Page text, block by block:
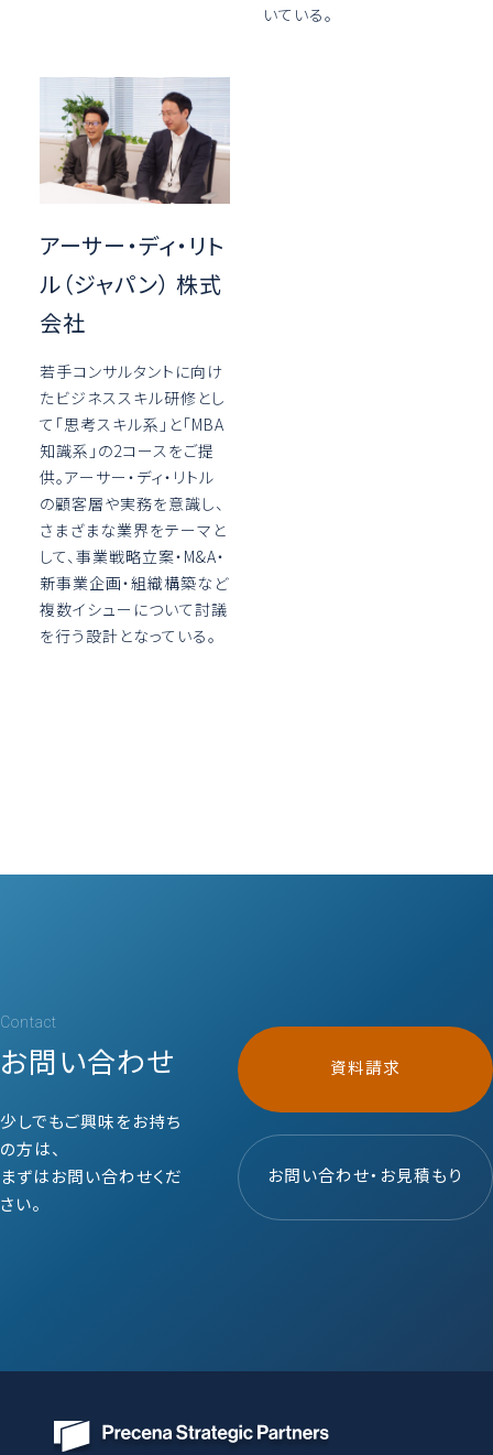
いている。
アーサー・ディ・リト
ル（ジャパン） 株式
会社
若手コンサルタントに向け
たビジネススキル研修とし
て「思考スキル系」と「MBA
知識系」の2コースをご提
供。アーサー・ディ・リトル
の顧客層や実務を意識し、
さまざまな業界をテーマと
して、事業戦略立案・M&A・
新事業企画・組織構築など
複数イシューについて討議
を行う設計となっている。
Contact
お問い合わせ
少しでもご興味をお持ち
の方は、
まずはお問い合わせくだ
さい。
資料請求
お問い合わせ・お見積もり